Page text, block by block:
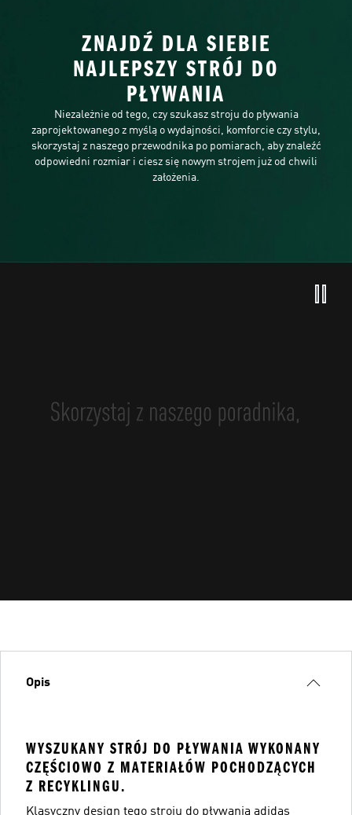
ZNAJDŹ DLA SIEBIE
NAJLEPSZY STRÓJ DO
PŁYWANIA
Niezależnie od tego, czy szukasz stroju do pływania
zaprojektowanego z myślą o wydajności, komforcie czy stylu,
skorzystaj z naszego przewodnika po pomiarach, aby znaleźć
odpowiedni rozmiar i ciesz się nowym strojem już od chwili
założenia.
Opis
WYSZUKANY STRÓJ DO PŁYWANIA WYKONANY
CZĘŚCIOWO Z MATERIAŁÓW POCHODZĄCYCH
Z RECYKLINGU.
Klasyczny design tego stroju do pływania adidas